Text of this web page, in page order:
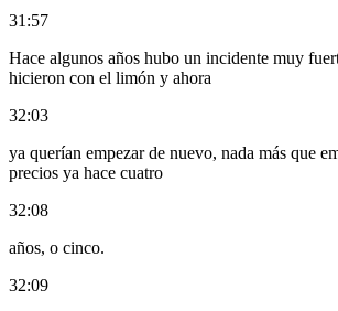
31:57
Hace algunos años hubo un incidente muy
hicieron con el limón y ahora
32:03
ya querían empezar de nuevo, nada más que
precios ya hace cuatro
32:08
años, o cinco.
32:09